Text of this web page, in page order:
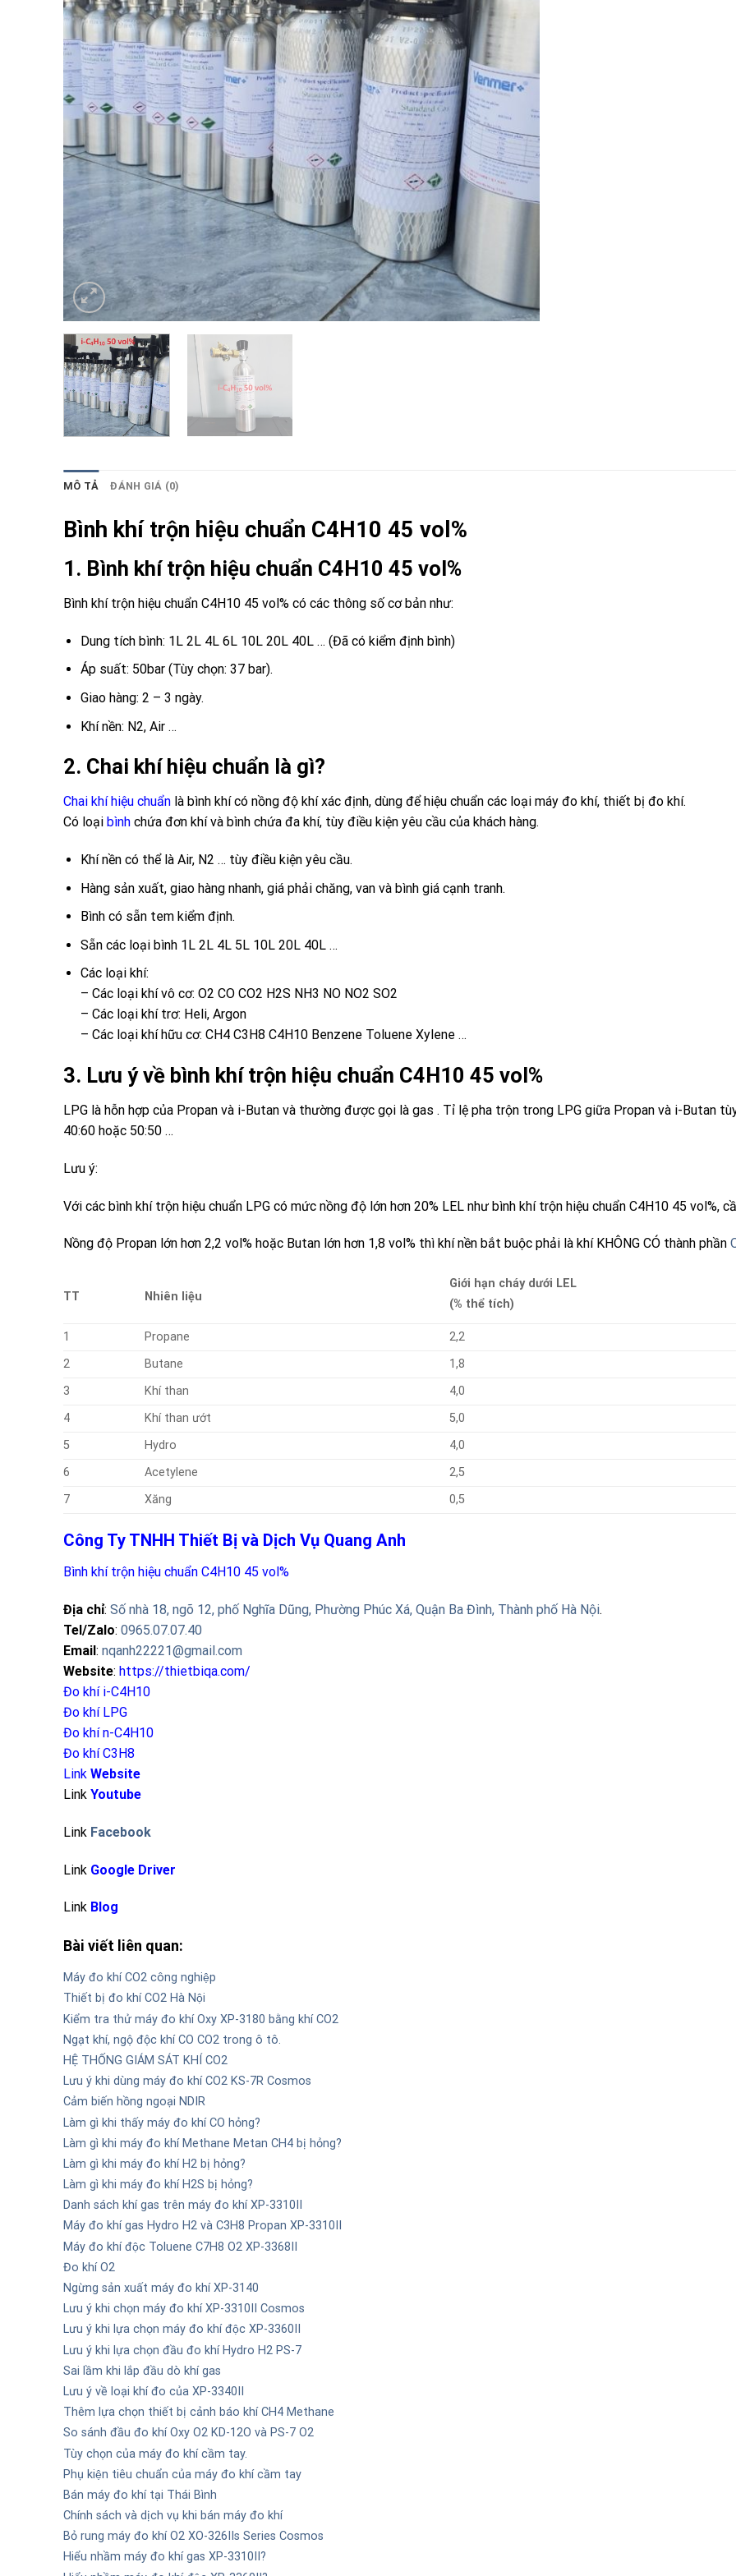
MÔ TẢ ĐÁNH GIÁ (0)
Bình khí trộn hiệu chuẩn C4H10 45 vol%
1. Bình khí trộn hiệu chuẩn C4H10 45 vol%
Bình khí trộn hiệu chuẩn C4H10 45 vol% có các thông số cơ bản như:
Dung tích bình: 1L 2L 4L 6L 10L 20L 40L … (Đã có kiểm định bình)
Áp suất: 50bar (Tùy chọn: 37 bar).
Giao hàng: 2 – 3 ngày.
Khí nền: N2, Air …
2. Chai khí hiệu chuẩn là gì?
Chai khí hiệu chuẩn là bình khí có nồng độ khí xác định, dùng để hiệu chuẩn các loại máy đo khí, thiết bị đo khí.
Có loại bình chứa đơn khí và bình chứa đa khí, tùy điều kiện yêu cầu của khách hàng.
Khí nền có thể là Air, N2 … tùy điều kiện yêu cầu.
Hàng sản xuất, giao hàng nhanh, giá phải chăng, van và bình giá cạnh tranh.
Bình có sẵn tem kiểm định.
Sẵn các loại bình 1L 2L 4L 5L 10L 20L 40L …
Các loại khí:
– Các loại khí vô cơ: O2 CO CO2 H2S NH3 NO NO2 SO2
– Các loại khí trơ: Heli, Argon
– Các loại khí hữu cơ: CH4 C3H8 C4H10 Benzene Toluene Xylene …
3. Lưu ý về bình khí trộn hiệu chuẩn C4H10 45 vol%
LPG là hỗn hợp của Propan và i-Butan và thường được gọi là gas . Tỉ lệ pha trộn trong LPG giữa Propan và i-Butan
40:60 hoặc 50:50 …
Lưu ý:
Với các bình khí trộn hiệu chuẩn LPG có mức nồng độ lớn hơn 20% LEL như bình khí trộn hiệu chuẩn C4H10 45 vol%,
Nồng độ Propan lớn hơn 2,2 vol% hoặc Butan lớn hơn 1,8 vol% thì khí nền bắt buộc phải là khí KHÔNG CÓ thành phần
TT Nhiên liệu
Giới hạn cháy dưới LEL
(% thể tích)
1 Propane 2,2
2
Butane 1,8
3
Khí than 4,0
4
Khí than ướt 5,0
5
Hydro 4,0
6
Acetylene 2,5
7
Xăng 0,5
Công Ty TNHH Thiết Bị và Dịch Vụ Quang Anh
Bình khí trộn hiệu chuẩn C4H10 45 vol%
Địa chỉ: Số nhà 18, ngõ 12, phố Nghĩa Dũng, Phường Phúc Xá, Quận Ba Đình, Thành phố Hà Nội.
Tel/Zalo: 0965.07.07.40
Email: nqanh22221@gmail.com
Website: https://thietbiqa.com/
Đo khí i-C4H10
Đo khí LPG
Đo khí n-C4H10
Đo khí C3H8
Link Website
Link Youtube
Link Facebook
Link Google Driver
Link Blog
Bài viết liên quan:
Máy đo khí CO2 công nghiệp
Thiết bị đo khí CO2 Hà Nội
Kiểm tra thử máy đo khí Oxy XP-3180 bằng khí CO2
Ngạt khí, ngộ độc khí CO CO2 trong ô tô.
HỆ THỐNG GIÁM SÁT KHÍ CO2
Lưu ý khi dùng máy đo khí CO2 KS-7R Cosmos
Cảm biến hồng ngoại NDIR
Làm gì khi thấy máy đo khí CO hỏng?
Làm gì khi máy đo khí Methane Metan CH4 bị hỏng?
Làm gì khi máy đo khí H2 bị hỏng?
Làm gì khi máy đo khí H2S bị hỏng?
Danh sách khí gas trên máy đo khí XP-3310II
Máy đo khí gas Hydro H2 và C3H8 Propan XP-3310II
Máy đo khí độc Toluene C7H8 O2 XP-3368II
Đo khí O2
Ngừng sản xuất máy đo khí XP-3140
Lưu ý khi chọn máy đo khí XP-3310II Cosmos
Lưu ý khi lựa chọn máy đo khí độc XP-3360II
Lưu ý khi lựa chọn đầu đo khí Hydro H2 PS-7
Sai lầm khi lắp đầu dò khí gas
Lưu ý về loại khí đo của XP-3340II
Thêm lựa chọn thiết bị cảnh báo khí CH4 Methane
So sánh đầu đo khí Oxy O2 KD-12O và PS-7 O2
Tùy chọn của máy đo khí cầm tay.
Phụ kiện tiêu chuẩn của máy đo khí cầm tay
Bán máy đo khí tại Thái Bình
Chính sách và dịch vụ khi bán máy đo khí
Bỏ rung máy đo khí O2 XO-326IIs Series Cosmos
Hiểu nhầm máy đo khí gas XP-3310II?